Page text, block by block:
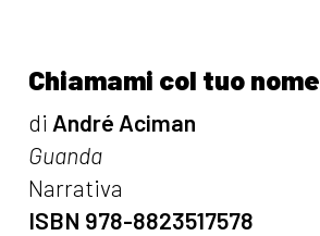
Chiamami col tuo nome
di André Aciman
Guanda
Narrativa
ISBN 978-8823517578